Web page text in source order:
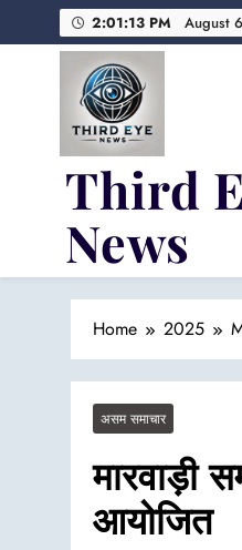
to
2:01:13 PM August
Third
News
Home 2025
असम समाचार
मारवाड़ी
आयोजित